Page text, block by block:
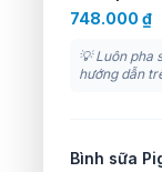
748.000 ₫
💡 Luôn pha
hướng dẫn
Bình sữa